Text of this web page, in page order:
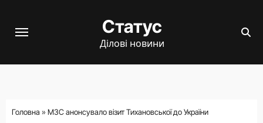
Статус
Ділові новини
Головна » МЗС анонсувало візит Тихановської до України